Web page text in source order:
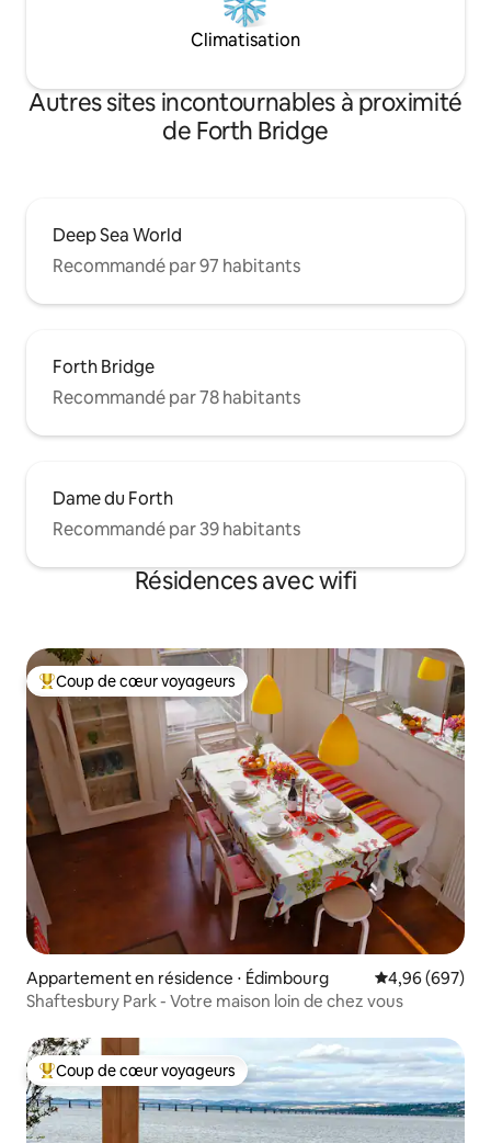
Climatisation
Autres sites incontournables à proximité
de Forth Bridge
Deep Sea World
Recommandé par 97 habitants
Forth Bridge
Recommandé par 78 habitants
Dame du Forth
Recommandé par 39 habitants
Résidences avec wifi
Coups de cœur voyageurs les plus appréciés
Coup de cœur voyageurs
Appartement en résidence ⋅ Édimbourg Évaluation
4,96 (697)
Shaftesbury Park - Votre maison loin de chez vous
Coups de cœur voyageurs les plus appréciés
Coup de cœur voyageurs